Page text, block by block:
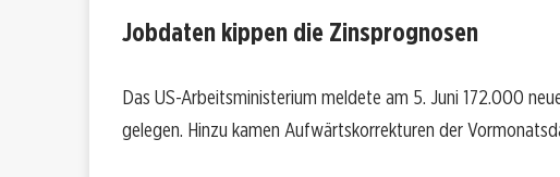
Jobdaten kippen die Zinsprognosen
Das US-Arbeitsministerium meldete am 5. Juni 172.000
gelegen. Hinzu kamen Aufwärtskorrekturen der